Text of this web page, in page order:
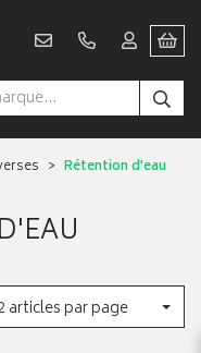
Rétention d'eau
articles par page